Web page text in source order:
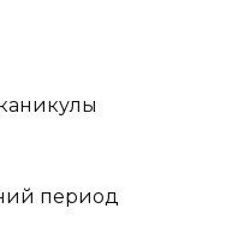
период